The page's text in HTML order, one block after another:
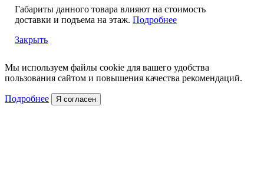
Габариты данного товара влияют на стоимость
доставки и подъема на этаж.Подробнее
Закрыть
Мы используем файлы cookie для вашего удобства
пользования сайтом и повышения качества рекомендаций.
Подробнее Я согласен